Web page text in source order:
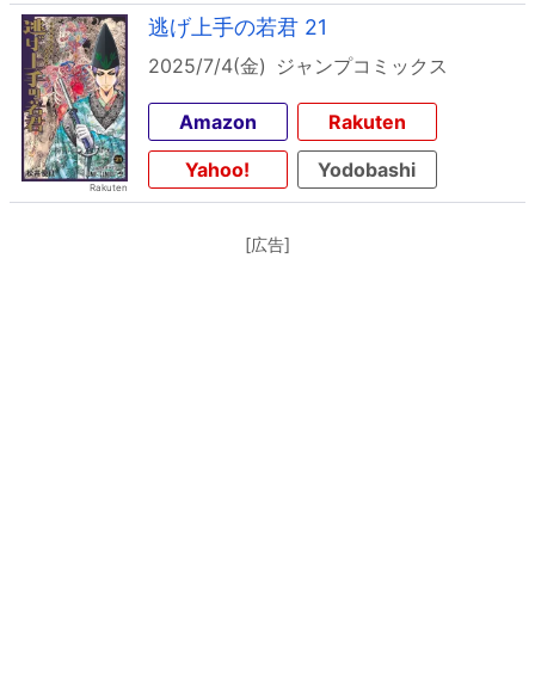
逃げ上手の若君 21
2025/7/4(金) ジャンプコミックス
Amazon
Rakuten
Yahoo!
Yodobashi
[広告]